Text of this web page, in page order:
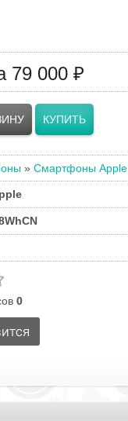
79 000 ₽
» Смартфоны Apple
0